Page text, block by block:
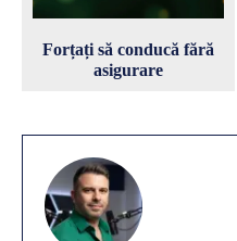
Forțați să conducă fără
asigurare